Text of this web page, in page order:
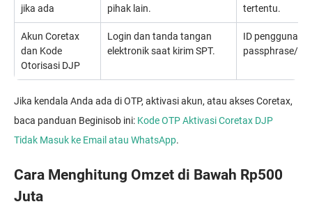
jika ada
pihak lain.
tertentu.
Akun Coretax
dan Kode
Otorisasi DJP
Login dan tanda tangan
elektronik saat kirim SPT.
ID pengguna,
passphrase/
Jika kendala Anda ada di OTP, aktivasi akun, atau akses Coretax,
baca panduan Beginisob ini: Kode OTP Aktivasi Coretax DJP
Tidak Masuk ke Email atau WhatsApp.
Cara Menghitung Omzet di Bawah Rp500
Juta